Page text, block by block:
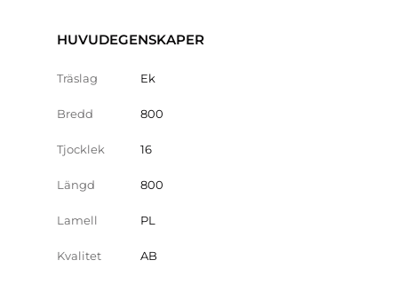
HUVUDEGENSKAPER
Träslag Ek
Bredd 800
Tjocklek 16
Längd 800
Lamell PL
Kvalitet AB